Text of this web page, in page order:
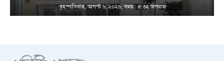
বৃহস্পতিবার, আগস্ট ৬, ২০২৬; সময় : ৪:৩২ অপরাহ্ণ